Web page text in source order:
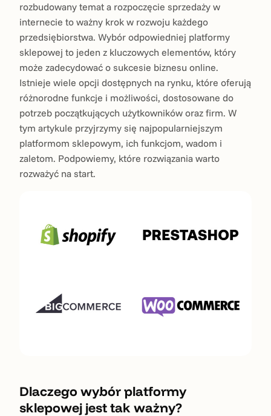
rozbudowany temat a rozpoczęcie sprzedaży w
internecie to ważny krok w rozwoju każdego
przedsiębiorstwa. Wybór odpowiedniej platformy
sklepowej to jeden z kluczowych elementów, który
może zadecydować o sukcesie biznesu online.
Istnieje wiele opcji dostępnych na rynku, które oferują
różnorodne funkcje i możliwości, dostosowane do
potrzeb początkujących użytkowników oraz firm. W
tym artykule przyjrzymy się najpopularniejszym
platformom sklepowym, ich funkcjom, wadom i
zaletom. Podpowiemy, które rozwiązania warto
rozważyć na start.
Dlaczego wybór platformy
sklepowej jest tak ważny?